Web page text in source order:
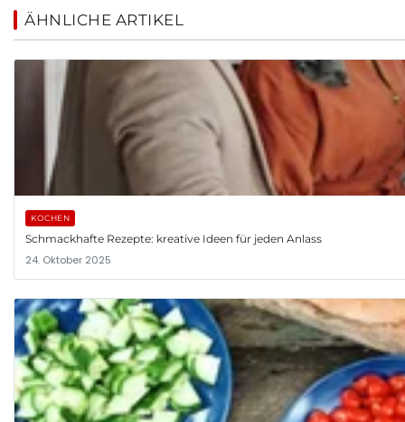
ÄHNLICHE ARTIKEL
KOCHEN
Schmackhafte Rezepte: kreative Ideen für jeden Anlass
24. Oktober 2025